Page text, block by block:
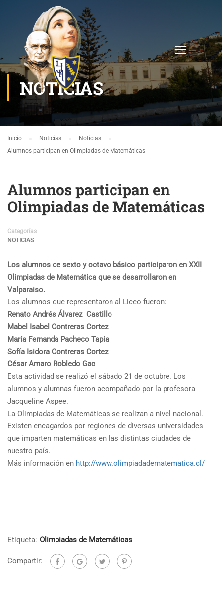
NOTICIAS
Inicio Noticias
Noticias
Alumnos participan en Olimpiadas de Matemáticas
Alumnos participan en
Olimpiadas de Matemáticas
Categorías
NOTICIAS
Los alumnos de sexto y octavo básico participaron en XXII
Olimpiadas de Matemática que se desarrollaron en
Valparaiso.
Los alumnos que representaron al Liceo fueron:
Renato Andrés Álvarez Castillo
Mabel Isabel Contreras Cortez
María Fernanda Pacheco Tapia
Sofía Isidora Contreras Cortez
César Amaro Robledo Gac
Esta actividad se realizó el sábado 21 de octubre. Los
alumnos y alumnas fueron acompañado por la profesora
Jacqueline Aspee.
La Olimpiadas de Matemáticas se realizan a nivel nacional.
Existen encagardos por regiones de diversas universidades
que imparten matemáticas en las distintas ciudades de
nuestro país.
Más información en http://www.olimpiadadematematica.cl/
Etiqueta: Olimpiadas de Matemáticas
Compartir: